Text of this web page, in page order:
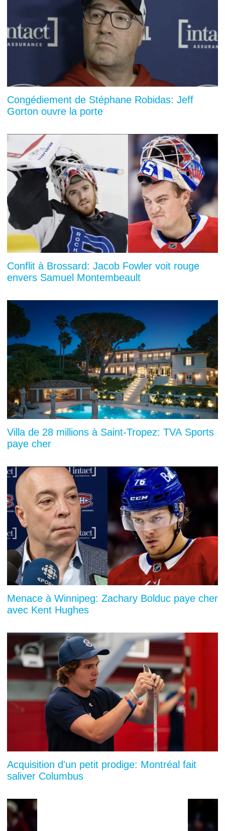
Congédiement de Stéphane Robidas: Jeff
Gorton ouvre la porte
Conflit à Brossard: Jacob Fowler voit rouge
envers Samuel Montembeault
Villa de 28 millions à Saint-Tropez: TVA Sports
paye cher
Menace à Winnipeg: Zachary Bolduc paye cher
avec Kent Hughes
Acquisition d'un petit prodige: Montréal fait
saliver Columbus